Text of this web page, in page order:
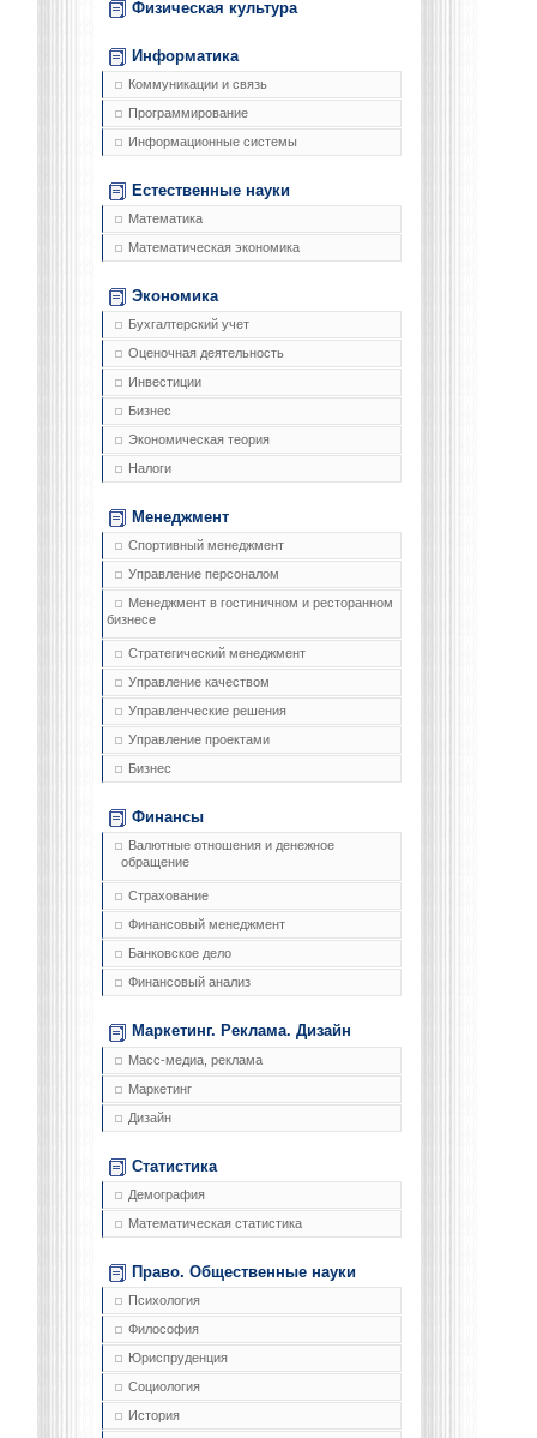
Физическая культура
Информатика
Коммуникации и связь
Программирование
Информационные системы
Естественные науки
Математика
Математическая экономика
Экономика
Бухгалтерский учет
Оценочная деятельность
Инвестиции
Бизнес
Экономическая теория
Налоги
Менеджмент
Спортивный менеджмент
Управление персоналом
Менеджмент в гостиничном и ресторанном
бизнесе
Стратегический менеджмент
Управление качеством
Управленческие решения
Управление проектами
Бизнес
Финансы
Валютные отношения и денежное
обращение
Страхование
Финансовый менеджмент
Банковское дело
Финансовый анализ
Маркетинг. Реклама. Дизайн
Масс-медиа, реклама
Маркетинг
Дизайн
Статистика
Демография
Математическая статистика
Право. Общественные науки
Психология
Философия
Юриспруденция
Социология
История